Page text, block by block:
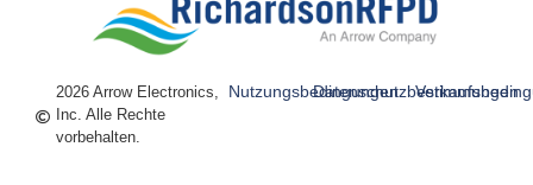
2026 Arrow Electronics,
Inc. Alle Rechte
vorbehalten.
NutzungsbedingungenDatenschutzbestimmungen